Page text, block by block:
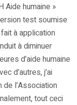
Aide humaine »
test soumise
à application
à diminuer
d’aide humaine
d’autres, j’ai
l’Association
tout ceci